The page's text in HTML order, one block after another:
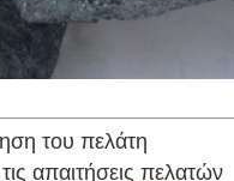
του πελάτη
απαιτήσεις πελατών